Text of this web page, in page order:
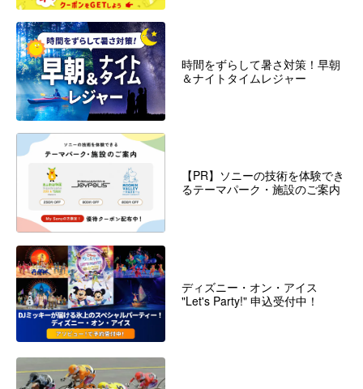
時間をずらして暑さ対策！早朝
＆ナイトタイムレジャー
【PR】ソニーの技術を体験でき
るテーマパーク・施設のご案内
ディズニー・オン・アイス
"Let's Party!" 申込受付中！